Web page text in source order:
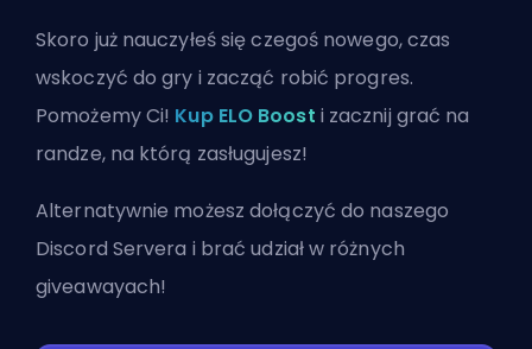
Skoro już nauczyłeś się czegoś nowego, czas
wskoczyć do gry i zacząć robić progres.
Pomożemy Ci! Kup ELO Boost i zacznij grać na
randze, na którą zasługujesz!
Alternatywnie możeszdołączyć do naszego
Discord Servera i brać udział w różnych
giveawayach!